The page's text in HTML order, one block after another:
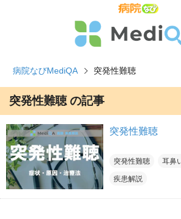
病院なびMediQA 突発性難聴
突発性難聴 の記事
突発性難聴
突発性難聴 耳鼻
疾患解説